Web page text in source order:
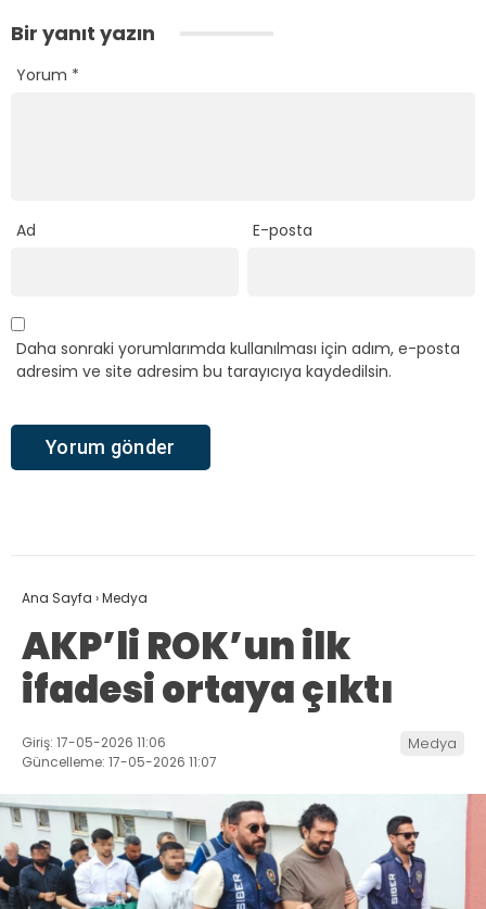
Bir yanıt yazın
Yorum *
Ad E-posta
Daha sonraki yorumlarımda kullanılması için adım, e-posta
adresim ve site adresim bu tarayıcıya kaydedilsin.
Ana Sayfa ›Medya
AKP’li ROK’un ilk
ifadesi ortaya çıktı
Giriş: 17-05-2026 11:06
Güncelleme: 17-05-2026 11:07
Medya